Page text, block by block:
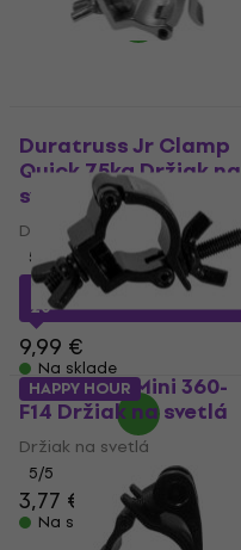
Duratruss Jr Clamp
Quick 75kg Držiak na
svetlá
Držiak na svetlá
5 /5
7,60 €s kódomMUZMUZ-
20
9,99 €
Na sklade
Duratruss Mini 360-
F14 Držiak na svetlá
Držiak na svetlá
5/5
3,77 €
Na sklade
HAPPY HOUR